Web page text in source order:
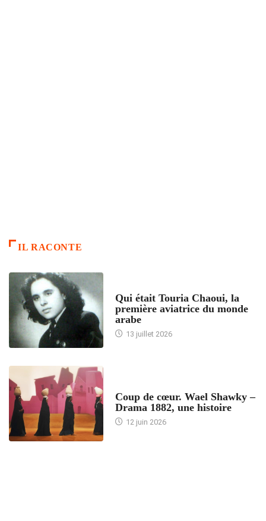
IL RACONTE
Qui était Touria Chaoui, la
première aviatrice du monde
arabe
13 juillet 2026
Coup de cœur. Wael Shawky –
Drama 1882, une histoire
12 juin 2026